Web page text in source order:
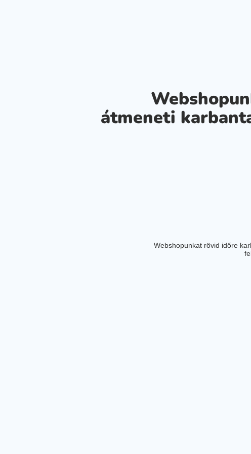
átmeneti
Webshopunkat rövid időre